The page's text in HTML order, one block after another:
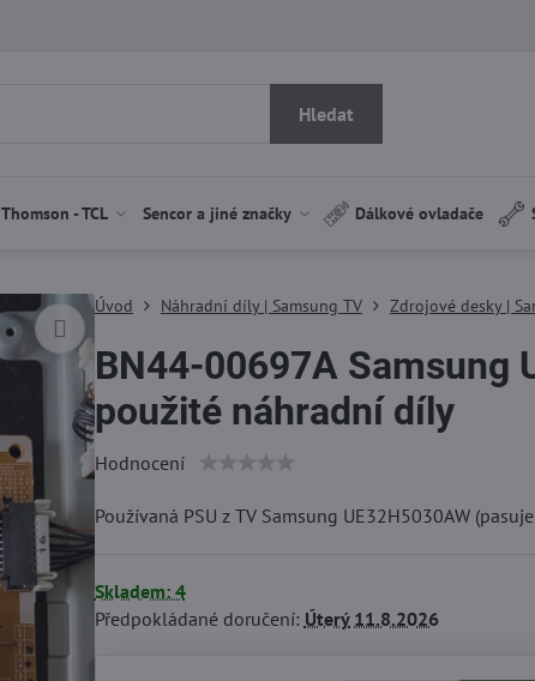
Hledat
Thomson - TCL Sencor a jiné značky Dálkové ovladače
Úvod Náhradní díly | Samsung TV Zdrojové desky |
BN44-00697A Samsung
použité náhradní díly
Hodnocení
Používaná PSU z TV Samsung UE32H5030AW
Skladem: 4
Předpokládané doručení: Úterý11.8.2026